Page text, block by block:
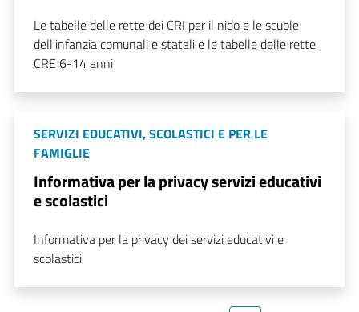
Le tabelle delle rette dei CRI per il nido e le scuole
dell'infanzia comunali e statali e le tabelle delle rette
CRE 6-14 anni
SERVIZI EDUCATIVI, SCOLASTICI E PER LE
FAMIGLIE
Informativa per la privacy servizi educativi
e scolastici
Informativa per la privacy dei servizi educativi e
scolastici